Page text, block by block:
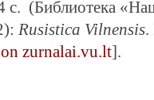
с. (Библиотека
Rusistica Vilnensis.
zurnalai.vu.lt].